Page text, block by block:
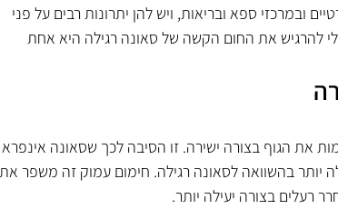
ובמרכזי ספא ובריאות, ויש להן יתרונות רבים על פני
להרגיש את החום הקשה של סאונה רגילה היא אחת
את הגוף בצורה ישירה. זו הסיבה לכך שסאונה אינפרא
יותר בהשוואה לסאונה רגילה. חימום עמוק זה משפר את
רעלים בצורה יעילה יותר.